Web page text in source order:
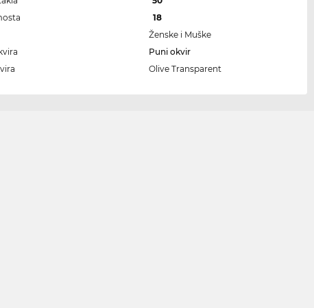
18
Ženske i Muške
Puni okvir
Olive Transparent